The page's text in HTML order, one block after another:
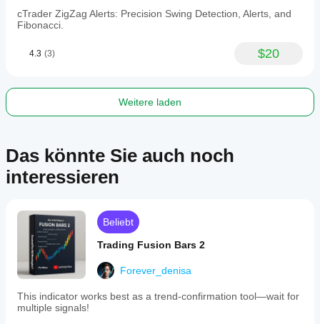
and
making
decisions
Indikatorprofil
cTrader ZigZag Alerts: Precision Swing Detection, Alerts, and
Fibonacci.
4.3 (3) $20
Weitere laden
Das könnte Sie auch noch
interessieren
Beliebt
Trading Fusion Bars 2
Forever_denisa
This indicator works best as a trend-confirmation tool—wait for
multiple signals!